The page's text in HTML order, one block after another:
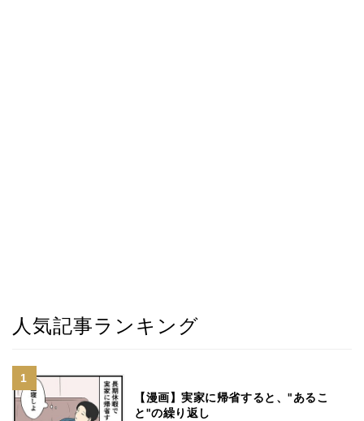
人気記事ランキング
【漫画】実家に帰省すると、"あるこ
と"の繰り返し